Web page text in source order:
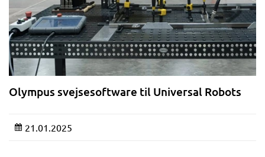
Olympus svejsesoftware til Universal Robots
21.01.2025